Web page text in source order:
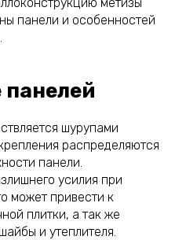
панели и особенностей
панелей
шурупами
распределяются
панели.
усилия при
может привести к
плитки, а так же
и утеплителя.